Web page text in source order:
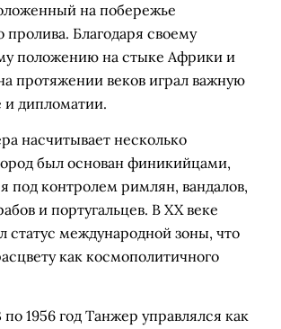
на побережье
пролива. Благодаря своему
положению на стыке Африки и
протяжении веков играл важную
и дипломатии.
насчитывает несколько
был основан финикийцами,
под контролем римлян, вандалов,
и португальцев. В XX веке
статус международной зоны, что
как космополитичного
по 1956 год Танжер управлялся как